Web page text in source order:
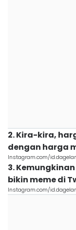
2. Kira-kira,
dengan harga
Instagram.com/
3.
bikin meme di
Instagram.com/